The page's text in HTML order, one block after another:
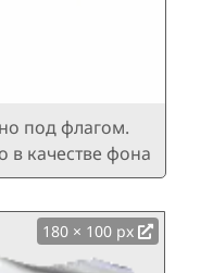
под флагом.
в качестве фона
180 × 100 px